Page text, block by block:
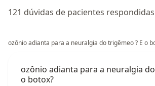
121 dúvidas de pacientes
ozônio adianta para a neuralgia do trigêmeo ? E o
ozônio adianta para a neuralgia
o botox?